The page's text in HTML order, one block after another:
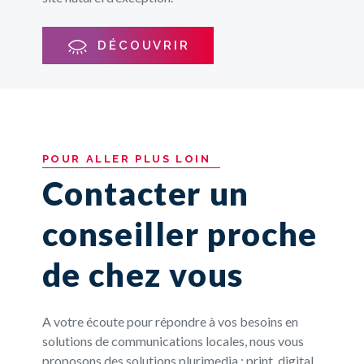
plurimédia orchestré pour transformer la notoriété
d’une personnalité en flux de visiteurs.
DÉCOUVRIR
l’accès au bus et fluidifier les déplacements du
quotidien.
DÉCOUVRIR
POUR ALLER PLUS LOIN
Contacter un
conseiller proche
de chez vous
A votre écoute pour répondre à vos besoins en
solutions de communications locales, nous vous
proposons des solutions plurimedia : print, digital,